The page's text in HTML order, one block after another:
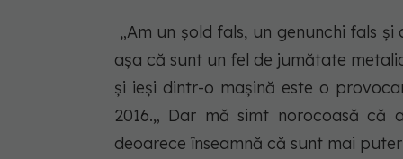
„Am un șold fals, un genunchi fals
așa că sunt un fel de jumătate
și ieși dintr-o mașină este o
2016.„ Dar mă simt norocoasă
deoarece înseamnă că sunt mai